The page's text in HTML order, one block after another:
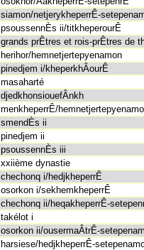
siamon/netjerykheperrÊ-
psoussennÈs ii/titkheperourÊ
grands prÊtres et rois-prÊtres de
herihor/hemnetjertepyenamon
pinedjem i/kheperkhÂourÊ
masaharté
djedkhonsiouefÂnkh
menkheperrÊ/
smendÈs ii
pinedjem ii
psoussennÈs iii
xxiième dynastie
chechonq i/hedjkheperrÊ
osorkon i/sekhemkheperrÊ
chechonq ii/heqakheperrÊ-
takélot i
osorkon ii/ousermaÂtrÊ-
harsiese/hedjkheperrÊ-